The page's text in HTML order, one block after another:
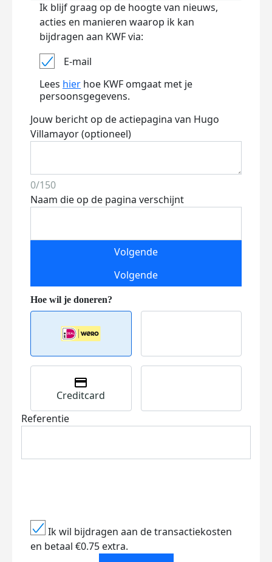
Ik blijf graag op de hoogte van nieuws,
acties en manieren waarop ik kan
bijdragen aan KWF via:
E-mail
Lees hier hoe KWF omgaat met je
persoonsgegevens.
Jouw bericht op de actiepagina van Hugo
Villamayor (optioneel)
0/150
Naam die op de pagina verschijnt
Volgende
Volgende
Creditcard
Referentie
Ik wil bijdragen aan de transactiekosten
en betaal €0.75 extra.